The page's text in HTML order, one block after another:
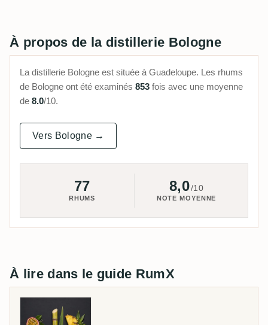
À propos de la distillerie Bologne
La distillerie Bologne est située à Guadeloupe. Les rhums
de Bologne ont été examinés 853 fois avec une moyenne
de 8.0/10.
Vers Bologne →
77
RHUMS
8,0/10
NOTE MOYENNE
À lire dans le guide RumX